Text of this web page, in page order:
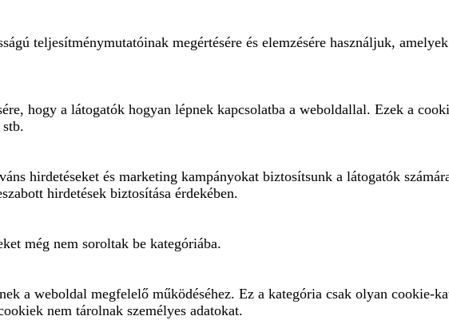
teljesítménymutatóinak megértésére és elemzésére használjuk,
hogy a látogatók hogyan lépnek kapcsolatba a weboldallal. Ezek a
hirdetéseket és marketing kampányokat biztosítsunk a látogatók
hirdetések biztosítása érdekében.
még nem soroltak be kategóriába.
a weboldal megfelelő működéséhez. Ez a kategória csak olyan cookie-
nem tárolnak személyes adatokat.